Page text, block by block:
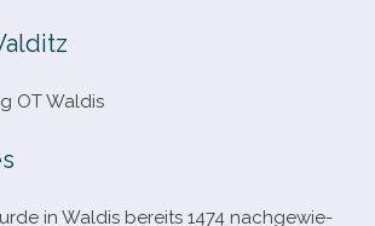
OT Waldis
in Waldis bereits 1474 nach­ge­wie­